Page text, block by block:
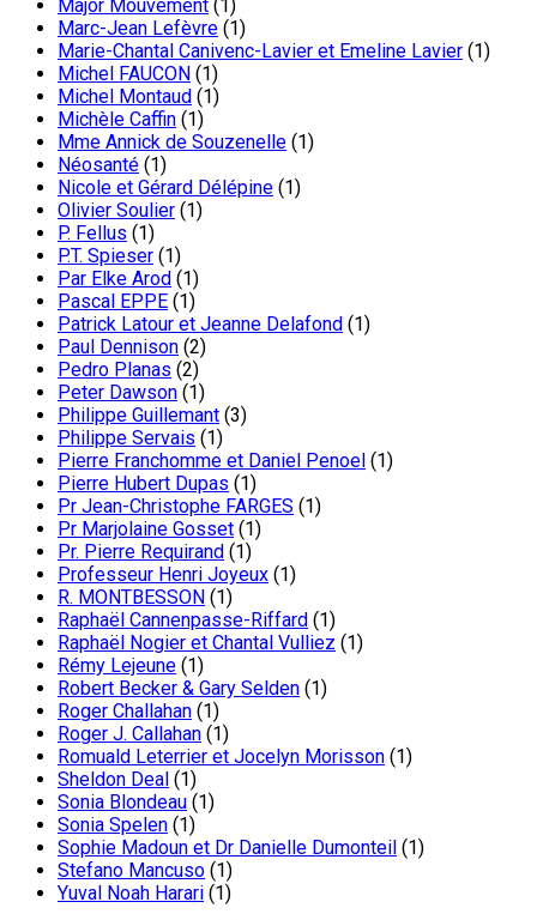
Major Mouvement (1)
Marc-Jean Lefèvre (1)
Marie-Chantal Canivenc-Lavier et Emeline Lavier (1)
Michel FAUCON (1)
Michel Montaud (1)
Michèle Caffin (1)
Mme Annick de Souzenelle (1)
Néosanté (1)
Nicole et Gérard Délépine (1)
Olivier Soulier (1)
P. Fellus (1)
P.T. Spieser (1)
Par Elke Arod (1)
Pascal EPPE (1)
Patrick Latour et Jeanne Delafond (1)
Paul Dennison (2)
Pedro Planas (2)
Peter Dawson (1)
Philippe Guillemant (3)
Philippe Servais (1)
Pierre Franchomme et Daniel Penoel (1)
Pierre Hubert Dupas (1)
Pr Jean-Christophe FARGES (1)
Pr Marjolaine Gosset (1)
Pr. Pierre Requirand (1)
Professeur Henri Joyeux (1)
R. MONTBESSON (1)
Raphaël Cannenpasse-Riffard (1)
Raphaël Nogier et Chantal Vulliez (1)
Rémy Lejeune (1)
Robert Becker & Gary Selden (1)
Roger Challahan (1)
Roger J. Callahan (1)
Romuald Leterrier et Jocelyn Morisson (1)
Sheldon Deal (1)
Sonia Blondeau (1)
Sonia Spelen (1)
Sophie Madoun et Dr Danielle Dumonteil (1)
Stefano Mancuso (1)
Yuval Noah Harari (1)